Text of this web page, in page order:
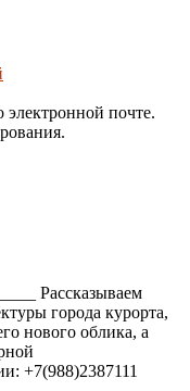
почте.
Рассказываем
города курорта,
нового облика, а
+7(988)2387111